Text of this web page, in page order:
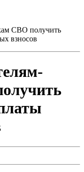
СВО получить
взносов